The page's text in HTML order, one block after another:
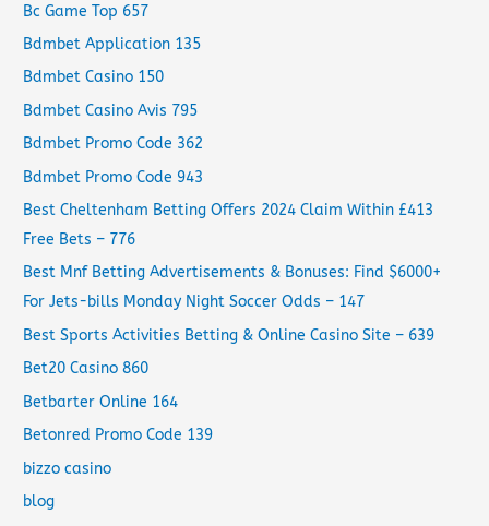
Bc Game Top 657
Bdmbet Application 135
Bdmbet Casino 150
Bdmbet Casino Avis 795
Bdmbet Promo Code 362
Bdmbet Promo Code 943
Best Cheltenham Betting Offers 2024 Claim Within £413
Free Bets – 776
Best Mnf Betting Advertisements & Bonuses: Find $6000+
For Jets-bills Monday Night Soccer Odds – 147
Best Sports Activities Betting & Online Casino Site – 639
Bet20 Casino 860
Betbarter Online 164
Betonred Promo Code 139
bizzo casino
blog